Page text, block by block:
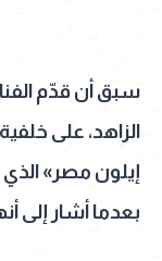
سبق أن قدّم
الزاهد، على
إيلون مصر»
بعدما أشار إلى